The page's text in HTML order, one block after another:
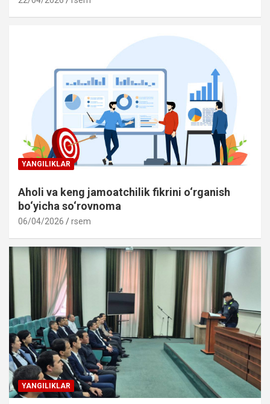
YANGILIKLAR
Aholi va keng jamoatchilik fikrini o‘rganish
bo‘yicha so‘rovnoma
06/04/2026 rsem
YANGILIKLAR